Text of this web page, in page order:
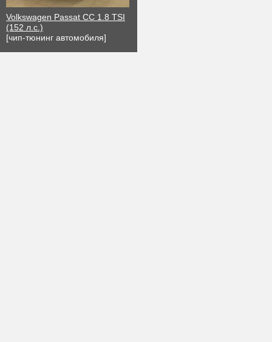
Volkswagen Passat CC 1.8 TSI
(152 л.с.)
[чип-тюнинг автомобиля]